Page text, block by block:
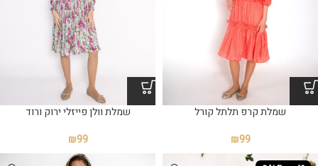
שמלת קרפ תלתל קורל
₪99
שמלת וולן פייזלי ירוק ורוד
₪99